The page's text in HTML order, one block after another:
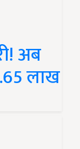
अब
लाख